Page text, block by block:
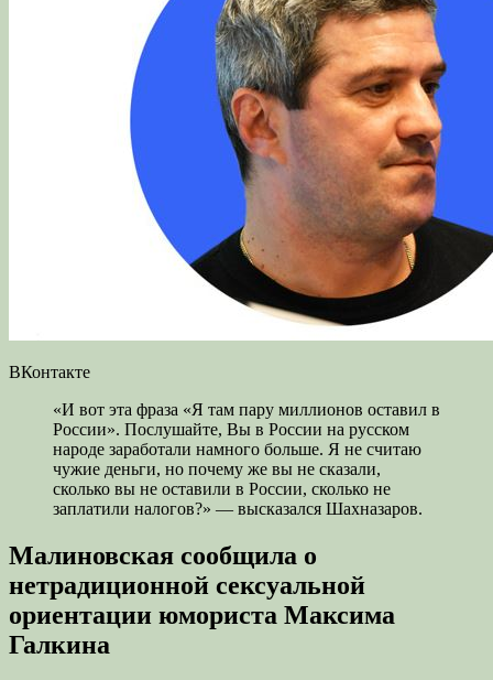
ВКонтакте
«И вот эта фраза «Я там пару миллионов оставил в
России». Послушайте, Вы в России на русском
народе заработали намного больше. Я не считаю
чужие деньги, но почему же вы не сказали,
сколько вы не оставили в России, сколько не
заплатили налогов?» — высказался Шахназаров.
Малиновская сообщила о
нетрадиционной сексуальной
ориентации юмориста Максима
Галкина